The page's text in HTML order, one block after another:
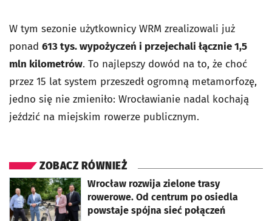
W tym sezonie użytkownicy WRM zrealizowali już
ponad 613 tys. wypożyczeń i przejechali łącznie 1,5
mln kilometrów. To najlepszy dowód na to, że choć
przez 15 lat system przeszedł ogromną metamorfozę,
jedno się nie zmieniło: Wrocławianie nadal kochają
jeździć na miejskim rowerze publicznym.
ZOBACZ RÓWNIEŻ
Wrocław rozwija zielone trasy
rowerowe. Od centrum po osiedla
powstaje spójna sieć połączeń
otworzy się w nowej karcie